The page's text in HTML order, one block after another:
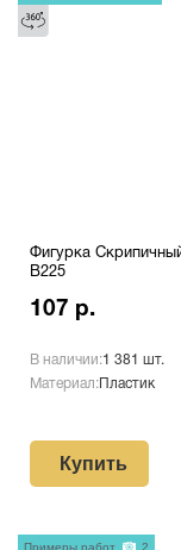
Фигурка
B225
107 р.
В наличии:1 381 шт.
Материал: Пластик
Купить
Примеры работ 2